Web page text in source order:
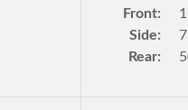
Front:
Side:
Rear: